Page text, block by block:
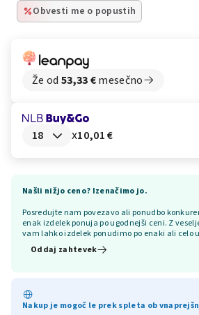
Obvesti me o popustih
Že od 53,33€mesečno
x10,01 €
Našli nižjo ceno? Izenačimo jo.
Posredujte nam povezavo ali ponudbo
enak izdelek ponuja po ugodnejši ceni. Z
vam lahko izdelek ponudimo po enaki ali celo
Oddaj zahtevek
Nakup je mogoč le prek spleta ob